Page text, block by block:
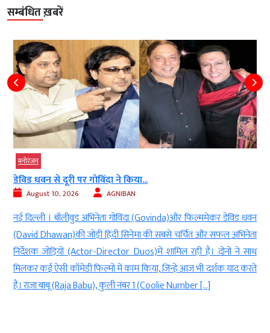
सम्बंधित ख़बरें
मनोरंजन
डेविड धवन से दूरी पर गोविंदा ने किया...
August 10, 2026 AGNIBAN
नई दिल्ली । बॉलीवुड अभिनेता गोविंदा (Govinda)और फिल्ममेकर डेविड धवन
(David Dhawan)की जोड़ी हिंदी सिनेमा की सबसे चर्चित और सफल अभिनेता
निर्देशक जोड़ियों (Actor-Director Duos)में शामिल रही है। दोनों ने साथ
मिलकर कई ऐसी कॉमेडी फिल्मों में काम किया, जिन्हें आज भी दर्शक याद करते
हैं। राजा बाबू (Raja Babu), कुली नंबर 1 (Coolie Number […]